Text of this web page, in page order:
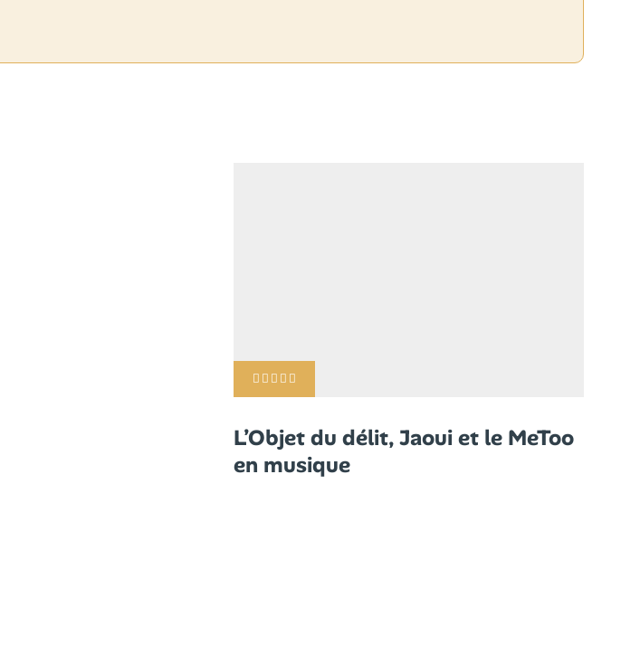
L’Objet du délit, Jaoui et le MeToo
en musique